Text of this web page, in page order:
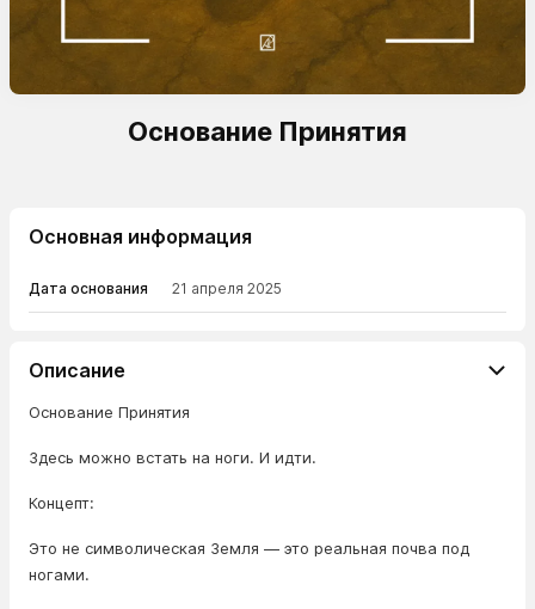
Основание Принятия
Основная информация
Дата основания 21 апреля 2025
Описание
Основание Принятия
Здесь можно встать на ноги. И идти.
Концепт:
Это не символическая Земля — это реальная почва под
ногами.